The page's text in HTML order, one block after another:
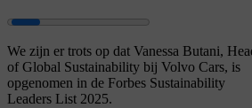
We zijn er trots op dat Vanessa Butani,
of Global Sustainability bij Volvo Cars, is
opgenomen in de Forbes Sustainability
Leaders List 2025.